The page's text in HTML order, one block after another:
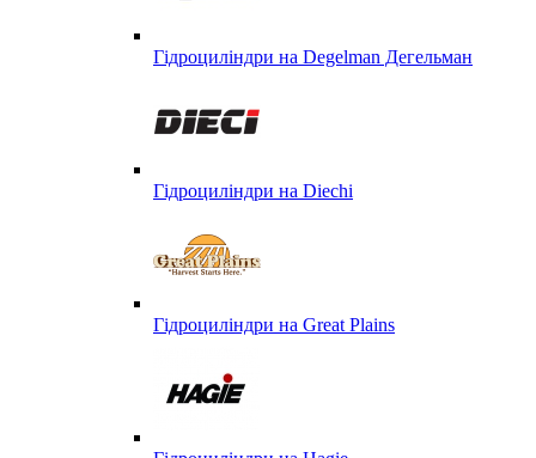
Гідроциліндри на Degelman Дегельман
Гідроциліндри на Diechi
Гідроциліндри на Great Plains